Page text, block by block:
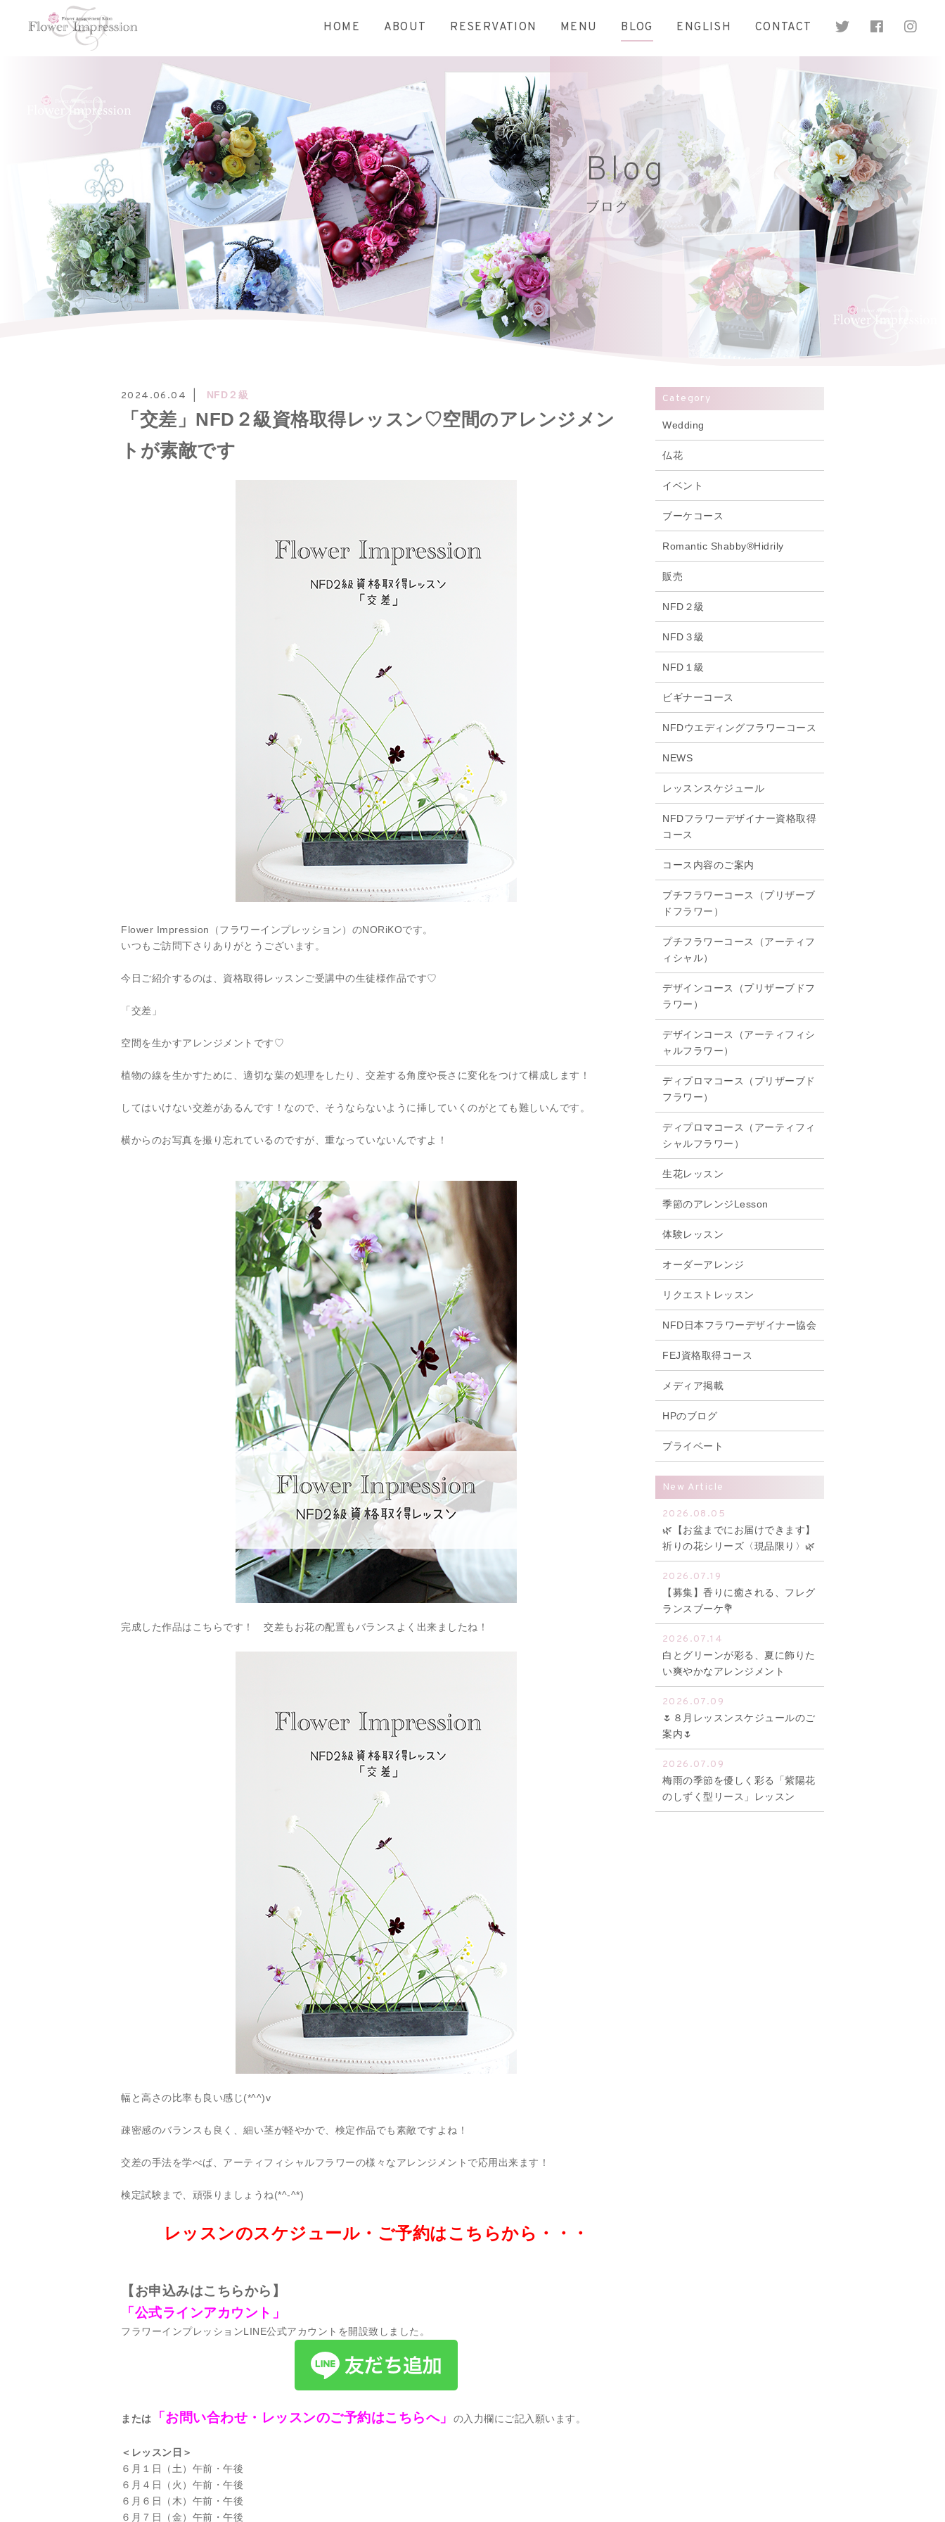
HOME ABOUT RESERVATION MENU BLOG ENGLISH CONTACT
Blog
ブログ
2024.06.04 NFD２級
「交差」NFD２級資格取得レッスン♡空間のアレンジメン
トが素敵です
Flower Impression（フラワーインプレッション）のNORiKOです。
いつもご訪問下さりありがとうございます。
今日ご紹介するのは、資格取得レッスンご受講中の生徒様作品です♡
「交差」
空間を生かすアレンジメントです♡
植物の線を生かすために、適切な葉の処理をしたり、交差する角度や長さに変化をつけて構成します！
してはいけない交差があるんです！なので、そうならないように挿していくのがとても難しいんです。
横からのお写真を撮り忘れているのですが、重なっていないんですよ！
完成した作品はこちらです！ 交差もお花の配置もバランスよく出来ましたね！
幅と高さの比率も良い感じ(*^^)v
疎密感のバランスも良く、細い茎が軽やかで、検定作品でも素敵ですよね！
交差の手法を学べば、アーティフィシャルフラワーの様々なアレンジメントで応用出来ます！
検定試験まで、頑張りましょうね(*^-^*)
レッスンのスケジュール・ご予約はこちらから・・・
【お申込みはこちらから】
「公式ラインアカウント」
フラワーインプレッションLINE公式アカウントを開設致しました。
または 「お問い合わせ・レッスンのご予約はこちらへ」 の入力欄にご記入願います。
＜レッスン日＞
６月１日（土）午前・午後
６月４日（火）午前・午後
６月６日（木）午前・午後
６月７日（金）午前・午後
Category
Wedding
仏花
イベント
ブーケコース
Romantic Shabby®Hidrily
販売
NFD２級
NFD３級
NFD１級
ビギナーコース
NFDウエディングフラワーコース
NEWS
レッスンスケジュール
NFDフラワーデザイナー資格取得
コース
コース内容のご案内
プチフラワーコース（プリザーブ
ドフラワー）
プチフラワーコース（アーティフ
ィシャル）
デザインコース（プリザーブドフ
ラワー）
デザインコース（アーティフィシ
ャルフラワー）
ディプロマコース（プリザーブド
フラワー）
ディプロマコース（アーティフィ
シャルフラワー）
生花レッスン
季節のアレンジLesson
体験レッスン
オーダーアレンジ
リクエストレッスン
NFD日本フラワーデザイナー協会
FEJ資格取得コース
メディア掲載
HPのブログ
プライベート
New Article
2026.08.05
🌿【お盆までにお届けできます】
祈りの花シリーズ〈現品限り〉🌿
2026.07.19
【募集】香りに癒される、フレグ
ランスブーケ💐
2026.07.14
白とグリーンが彩る、夏に飾りた
い爽やかなアレンジメント
2026.07.09
🌷８月レッスンスケジュールのご
案内🌷
2026.07.09
梅雨の季節を優しく彩る「紫陽花
のしずく型リース」レッスン